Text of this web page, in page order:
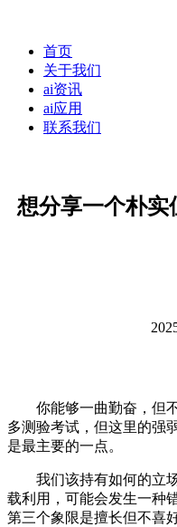
首页
关于我们
ai资讯
ai应用
联系我们
想分享一个朴
你能够一曲勤奋，但不
多测验考试，但这里的强
是最主要的一点。
我们该持有如何的立场
载利用，可能会发生一种
第三个象限是擅长但不喜